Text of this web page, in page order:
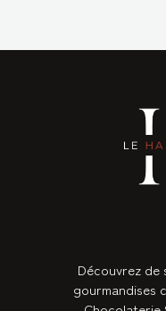
Découvrez de
gourmandises